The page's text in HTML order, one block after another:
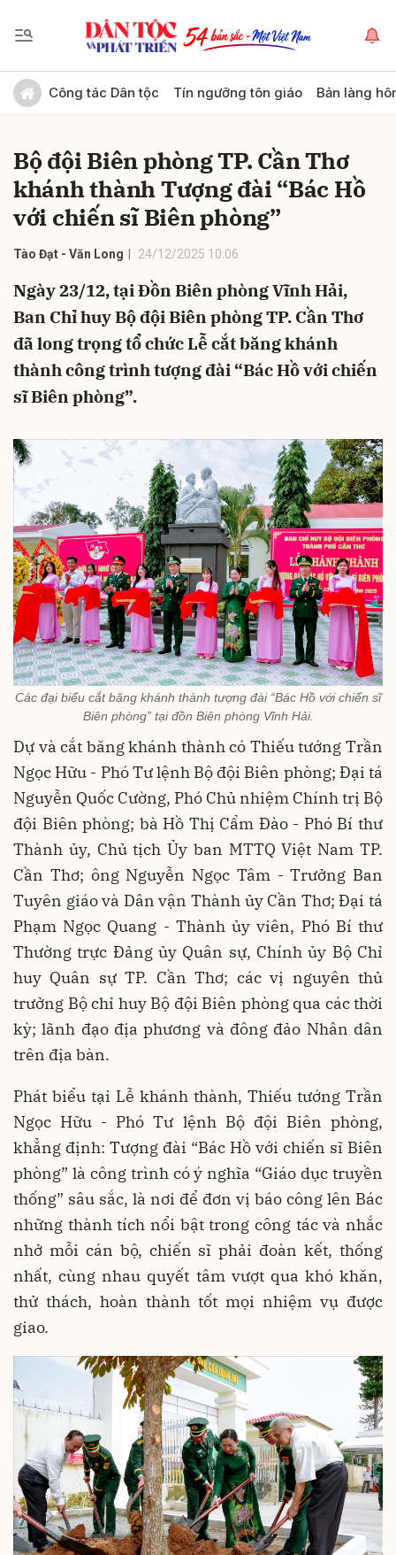
Công tác Dân tộc Tín ngưỡng tôn giáo Bản làng
Bộ đội Biên phòng TP. Cần Thơ
khánh thành Tượng đài “Bác Hồ
với chiến sĩ Biên phòng”
Tào Đạt - Văn Long 24/12/2025 10:06
Ngày 23/12, tại Đồn Biên phòng Vĩnh Hải,
Ban Chỉ huy Bộ đội Biên phòng TP. Cần Thơ
đã long trọng tổ chức Lễ cắt băng khánh
thành công trình tượng đài “Bác Hồ với chiến
sĩ Biên phòng”.
Các đại biểu cắt băng khánh thành tượng đài “Bác Hồ với chiến sĩ
Biên phòng” tại đồn Biên phòng Vĩnh Hải.
Dự và cắt băng khánh thành có Thiếu tướng Trần
Ngọc Hữu - Phó Tư lệnh Bộ đội Biên phòng; Đại tá
Nguyễn Quốc Cường, Phó Chủ nhiệm Chính trị Bộ
đội Biên phòng; bà Hồ Thị Cẩm Đào - Phó Bí thư
Thành ủy, Chủ tịch Ủy ban MTTQ Việt Nam TP.
Cần Thơ; ông Nguyễn Ngọc Tâm - Trưởng Ban
Tuyên giáo và Dân vận Thành ủy Cần Thơ; Đại tá
Phạm Ngọc Quang - Thành ủy viên, Phó Bí thư
Thường trực Đảng ủy Quân sự, Chính ủy Bộ Chỉ
huy Quân sự TP. Cần Thơ; các vị nguyên thủ
trưởng Bộ chỉ huy Bộ đội Biên phòng qua các thời
kỳ; lãnh đạo địa phương và đông đảo Nhân dân
trên địa bàn.
Phát biểu tại Lễ khánh thành, Thiếu tướng Trần
Ngọc Hữu - Phó Tư lệnh Bộ đội Biên phòng,
khẳng định: Tượng đài “Bác Hồ với chiến sĩ Biên
phòng” là công trình có ý nghĩa “Giáo dục truyền
thống” sâu sắc, là nơi để đơn vị báo công lên Bác
những thành tích nổi bật trong công tác và nhắc
nhở mỗi cán bộ, chiến sĩ phải đoàn kết, thống
nhất, cùng nhau quyết tâm vượt qua khó khăn,
thử thách, hoàn thành tốt mọi nhiệm vụ được
giao.
Gửi bình luận